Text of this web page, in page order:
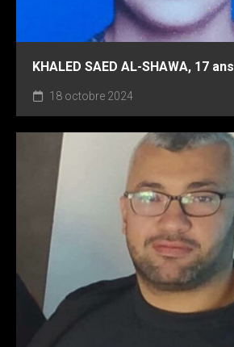
KHALED SAED AL-SHAWA, 17 ans
18 octobre 2024